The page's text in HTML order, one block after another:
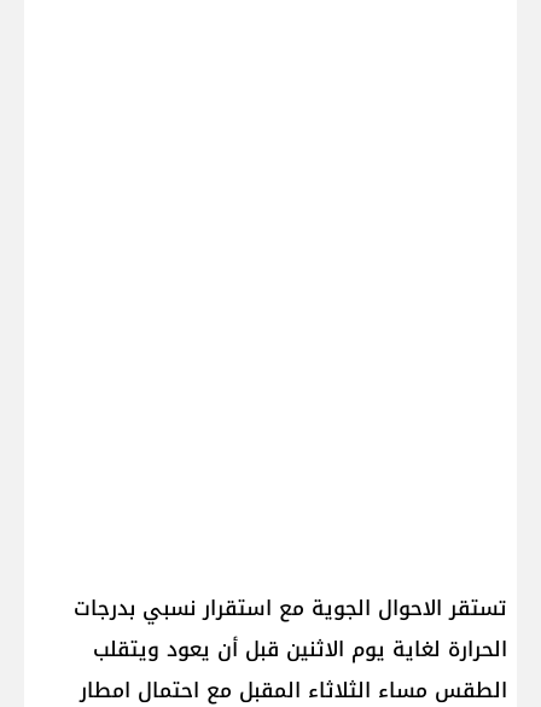
تستقر الاحوال الجوية مع استقرار نسبي بدرجات
الحرارة لغاية يوم الاثنين قبل أن يعود ويتقلب
الطقس مساء الثلاثاء المقبل مع احتمال امطار